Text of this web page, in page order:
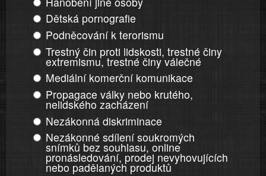
Dětská pornografie
Podněcování k terorismu
Trestný čin proti lidskosti, trestné činy
extremismu, trestné činy válečné
Mediální komerční komunikace
Propagace války nebo krutého,
nelidského zacházení
Nezákonná diskriminace
Nezákonné sdílení soukromých
snímků bez souhlasu, online
pronásledování, prodej nevyhovujících
nebo padělaných produktů